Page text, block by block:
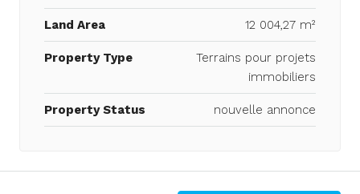
Land Area 12 004,27 m²
Property Type
Terrains pour projets
immobiliers
Property Status nouvelle annonce